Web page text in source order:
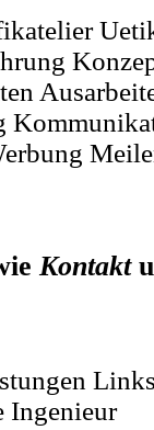
Kontakt
Ingenieur